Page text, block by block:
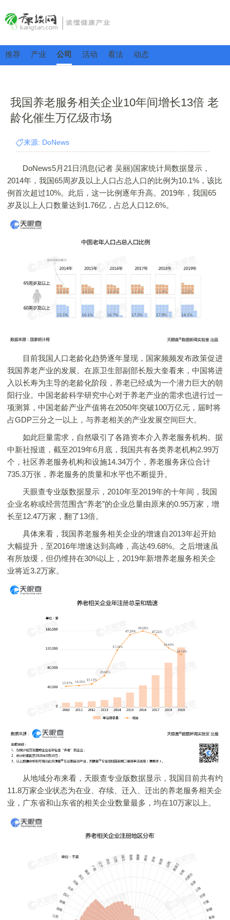
推荐 产业 公司 活动 看法 动态
我国养老服务相关企业10年间增长13倍 老
龄化催生万亿级市场
来源: DoNews
DoNews5月21日消息(记者 吴丽)国家统计局数据显示，
2014年，我国65周岁及以上人口占总人口的比例为10.1%，该比
例首次超过10%。此后，这一比例逐年升高。2019年，我国65
岁及以上人口数量达到1.76亿，占总人口12.6%。
目前我国人口老龄化趋势逐年显现，国家频频发布政策促进
我国养老产业的发展。在原卫生部副部长殷大奎看来，中国将进
入以长寿为主导的老龄化阶段，养老已经成为一个潜力巨大的朝
阳行业。中国老龄科学研究中心对于养老产业的需求也进行过一
项测算，中国老龄产业产值将在2050年突破100万亿元，届时将
占GDP三分之一以上，与养老相关的产业发展空间巨大。
如此巨量需求，自然吸引了各路资本介入养老服务机构。据
中新社报道，截至2019年6月底，我国共有各类养老机构2.99万
个，社区养老服务机构和设施14.34万个，养老服务床位合计
735.3万张，养老服务的质量和水平也不断提升。
天眼查专业版数据显示，2010年至2019年的十年间，我国
企业名称或经营范围含“养老”的企业总量由原来的0.95万家，增
长至12.47万家，翻了13倍。
具体来看，我国养老服务相关企业的增速自2013年起开始
大幅提升，至2016年增速达到高峰，高达49.68%。之后增速虽
有所放缓，但仍维持在30%以上，2019年新增养老服务相关企
业将近3.2万家。
从地域分布来看，天眼查专业版数据显示，我国目前共有约
11.8万家企业状态为在业、存续、迁入、迁出的养老服务相关企
业，广东省和山东省的相关企业数量最多，均在10万家以上。